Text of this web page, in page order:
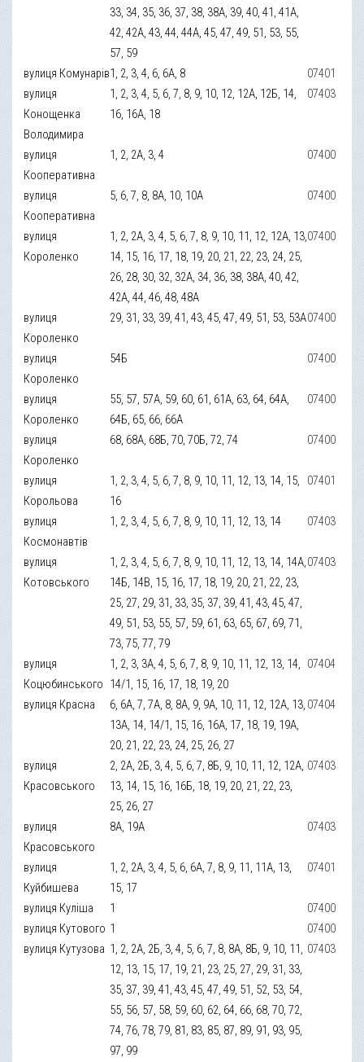
33, 34, 35, 36, 37, 38, 38А, 39, 40, 41, 41А,
42, 42А, 43, 44, 44А, 45, 47, 49, 51, 53, 55,
57, 59
вулиця Комунарів1, 2, 3, 4, 6, 6А, 8
07401
вулиця
Конощенка
Володимира
1, 2, 3, 4, 5, 6, 7, 8, 9, 10, 12, 12А, 12Б, 14,
16, 16А, 18
07403
вулиця
Кооперативна
1, 2, 2А, 3, 4 07400
вулиця
Кооперативна
5, 6, 7, 8, 8А, 10, 10А 07400
вулиця
Короленко
1, 2, 2А, 3, 4, 5, 6, 7, 8, 9, 10, 11, 12, 12А, 13,
14, 15, 16, 17, 18, 19, 20, 21, 22, 23, 24, 25,
26, 28, 30, 32, 32А, 34, 36, 38, 38А, 40, 42,
42А, 44, 46, 48, 48А
07400
вулиця
Короленко
29, 31, 33, 39, 41, 43, 45, 47, 49, 51, 53, 53А07400
вулиця
Короленко
54Б 07400
вулиця
Короленко
55, 57, 57А, 59, 60, 61, 61А, 63, 64, 64А,
64Б, 65, 66, 66А
07400
вулиця
Короленко
68, 68А, 68Б, 70, 70Б, 72, 74 07400
вулиця
Корольова
1, 2, 3, 4, 5, 6, 7, 8, 9, 10, 11, 12, 13, 14, 15,
16
07401
вулиця
Космонавтів
1, 2, 3, 4, 5, 6, 7, 8, 9, 10, 11, 12, 13, 14 07403
вулиця
Котовського
1, 2, 3, 4, 5, 6, 7, 8, 9, 10, 11, 12, 13, 14, 14А,
14Б, 14В, 15, 16, 17, 18, 19, 20, 21, 22, 23,
25, 27, 29, 31, 33, 35, 37, 39, 41, 43, 45, 47,
49, 51, 53, 55, 57, 59, 61, 63, 65, 67, 69, 71,
73, 75, 77, 79
07403
вулиця
Коцюбинського
1, 2, 3, 3А, 4, 5, 6, 7, 8, 9, 10, 11, 12, 13, 14,
14/1, 15, 16, 17, 18, 19, 20
07404
вулиця Красна
6, 6А, 7, 7А, 8, 8А, 9, 9А, 10, 11, 12, 12А, 13,
13А, 14, 14/1, 15, 16, 16А, 17, 18, 19, 19А,
20, 21, 22, 23, 24, 25, 26, 27
07404
вулиця
Красовського
2, 2А, 2Б, 3, 4, 5, 6, 7, 8Б, 9, 10, 11, 12, 12А,
13, 14, 15, 16, 16Б, 18, 19, 20, 21, 22, 23,
25, 26, 27
07403
вулиця
Красовського
8А, 19А 07403
вулиця
Куйбишева
1, 2, 2А, 3, 4, 5, 6, 6А, 7, 8, 9, 11, 11А, 13,
15, 17
07401
вулиця Куліша 1
07400
вулиця Кутового 1
07400
вулиця Кутузова 1, 2, 2А, 2Б, 3, 4, 5, 6, 7, 8, 8А, 8Б, 9, 10, 11,
12, 13, 15, 17, 19, 21, 23, 25, 27, 29, 31, 33,
35, 37, 39, 41, 43, 45, 47, 49, 51, 52, 53, 54,
55, 56, 57, 58, 59, 60, 62, 64, 66, 68, 70, 72,
74, 76, 78, 79, 81, 83, 85, 87, 89, 91, 93, 95,
97, 99
07403